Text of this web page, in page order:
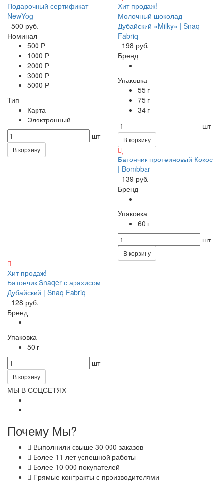
Подарочный сертификат
NewYog
500 руб.
Номинал
500 Р
1000 Р
2000 Р
3000 Р
5000 Р
Тип
Карта
Электронный
шт
В корзину
Хит продаж!
Молочный шоколад
Дубайский «Milky» | Snaq
Fabriq
198 руб.
Бренд
Упаковка
55 г
75 г
34 г
шт
В корзину
Батончик протеиновый Кокос
| Bombbar
139 руб.
Бренд
Упаковка
60 г
шт
В корзину
Хит продаж!
Батончик Snaqer с арахисом
Дубайский | Snaq Fabriq
128 руб.
Бренд
Упаковка
50 г
шт
В корзину
МЫ В СОЦСЕТЯХ
Почему Мы?
Выполнили свыше 30 000 заказов
Более 11 лет успешной работы
Более 10 000 покупателей
Прямые контракты с производителями